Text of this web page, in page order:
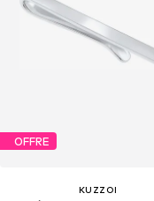
OFFRE
KUZZOI